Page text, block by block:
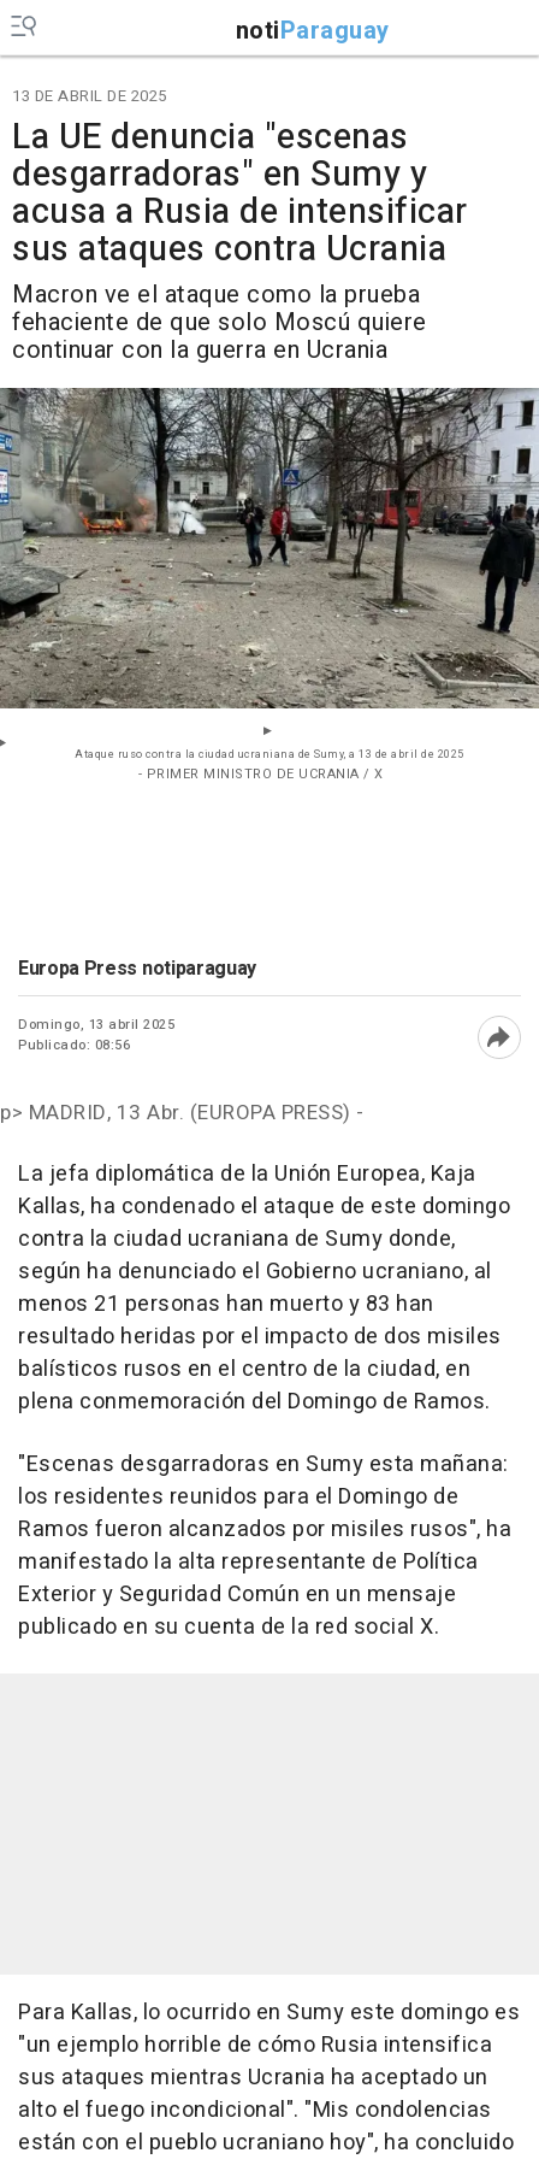
notiParaguay
13 DE ABRIL DE 2025
La UE denuncia "escenas
desgarradoras" en Sumy y
acusa a Rusia de intensificar
sus ataques contra Ucrania
Macron ve el ataque como la prueba
fehaciente de que solo Moscú quiere
continuar con la guerra en Ucrania
Ataque ruso contra la ciudad ucraniana de Sumy, a 13 de abril de 2025
- PRIMER MINISTRO DE UCRANIA / X
Europa Press notiparaguay
Domingo, 13 abril 2025
Publicado: 08:56
p> MADRID, 13 Abr. (EUROPA PRESS) -
La jefa diplomática de la Unión Europea, Kaja
Kallas, ha condenado el ataque de este domingo
contra la ciudad ucraniana de Sumy donde,
según ha denunciado el Gobierno ucraniano, al
menos 21 personas han muerto y 83 han
resultado heridas por el impacto de dos misiles
balísticos rusos en el centro de la ciudad, en
plena conmemoración del Domingo de Ramos.
"Escenas desgarradoras en Sumy esta mañana:
los residentes reunidos para el Domingo de
Ramos fueron alcanzados por misiles rusos", ha
manifestado la alta representante de Política
Exterior y Seguridad Común en un mensaje
publicado en su cuenta de la red social X.
Para Kallas, lo ocurrido en Sumy este domingo es
"un ejemplo horrible de cómo Rusia intensifica
sus ataques mientras Ucrania ha aceptado un
alto el fuego incondicional". "Mis condolencias
están con el pueblo ucraniano hoy", ha concluido